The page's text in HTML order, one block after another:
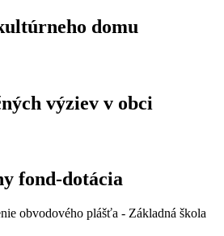
domu
výziev v obci
fond-dotácia
obvodového plášťa - Základná škola